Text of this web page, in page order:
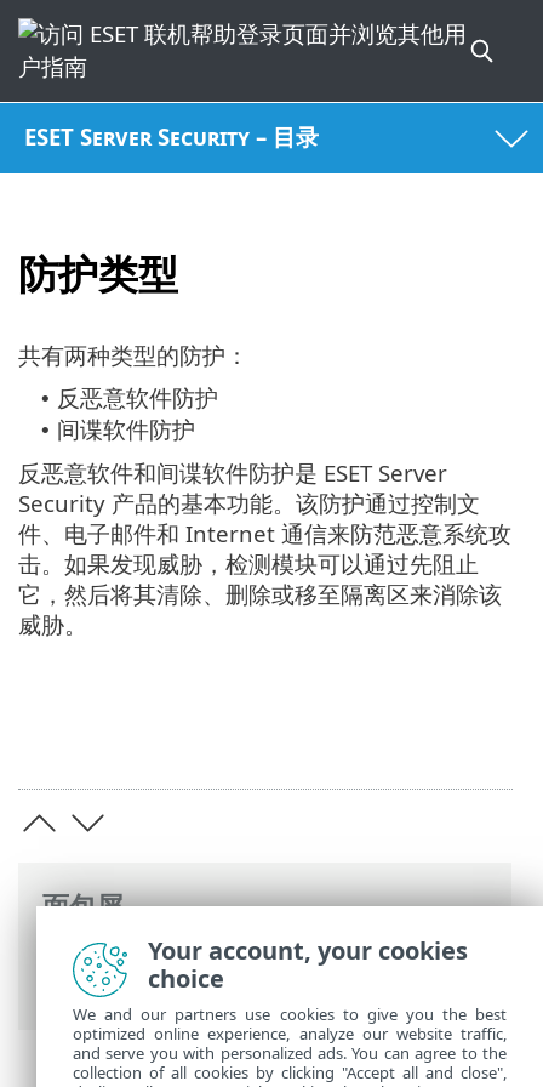
ESET Server Security – 目录
防护类型
面包屑
ESET 联机帮助>ESET Server Security>概
> 防护类型
共有两种类型的防护：
• 反恶意软件防护
• 间谍软件防护
反恶意软件和间谍软件防护是 ESET Server
Security 产品的基本功能。该防护通过控制文
件、电子邮件和 Internet 通信来防范恶意系统攻
击。如果发现威胁，检测模块可以通过先阻止
它，然后将其清除、删除或移至隔离区来消除该
威胁。
Your account, your cookies
choice
We and our partners use cookies to give you the best
optimized online experience, analyze our website traffic,
and serve you with personalized ads. You can agree to the
collection of all cookies by clicking "Accept all and close",